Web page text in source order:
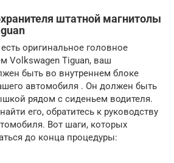
штатной магнитолы
оригинальное головное
Volkswagen Tiguan, ваш
быть во внутреннем блоке
автомобиля . Он должен быть
рядом с сиденьем водителя.
его, обратитесь к руководству
Вот шаги, которых
до конца процедуры: